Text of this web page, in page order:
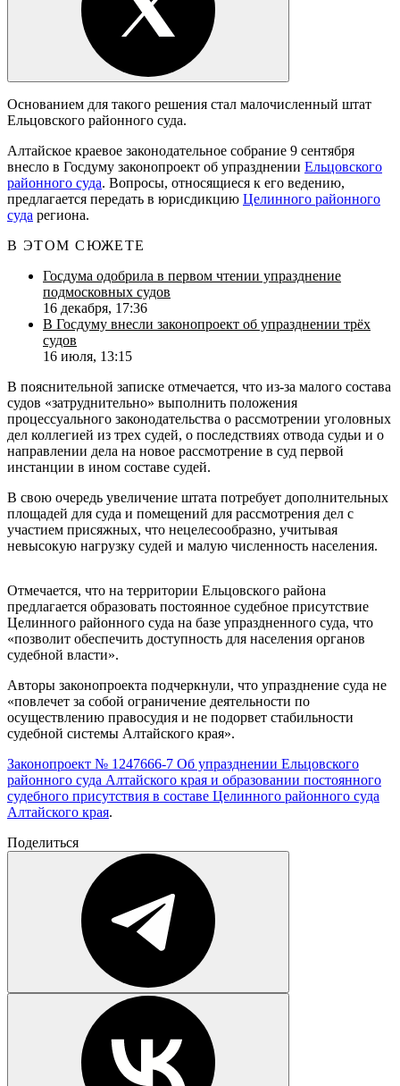
Основанием для такого решения стал малочисленный штат
Ельцовского районного суда.
Алтайское краевое законодательное собрание 9 сентября
внесло в Госдуму законопроект об упразднении Ельцовского
районного суда. Вопросы, относящиеся к его ведению,
предлагается передать в юрисдикцию Целинного районного
суда региона.
В ЭТОМ СЮЖЕТЕ
Госдума одобрила в первом чтении упразднение
подмосковных судов
16 декабря, 17:36
В Госдуму внесли законопроект об упразднении трёх
судов
16 июля, 13:15
В пояснительной записке отмечается, что из-за малого состава
судов «затруднительно» выполнить положения
процессуального законодательства о рассмотрении уголовных
дел коллегией из трех судей, о последствиях отвода судьи и о
направлении дела на новое рассмотрение в суд первой
инстанции в ином составе судей.
В свою очередь увеличение штата потребует дополнительных
площадей для суда и помещений для рассмотрения дел с
участием присяжных, что нецелесообразно, учитывая
невысокую нагрузку судей и малую численность населения.
Отмечается, что на территории Ельцовского района
предлагается образовать постоянное судебное присутствие
Целинного районного суда на базе упраздненного суда, что
«позволит обеспечить доступность для населения органов
судебной власти».
Авторы законопроекта подчеркнули, что упразднение суда не
«повлечет за собой ограничение деятельности по
осуществлению правосудия и не подорвет стабильности
судебной системы Алтайского края».
Законопроект № 1247666-7 Об упразднении Ельцовского
районного суда Алтайского края и образовании постоянного
судебного присутствия в составе Целинного районного суда
Алтайского края.
Поделиться